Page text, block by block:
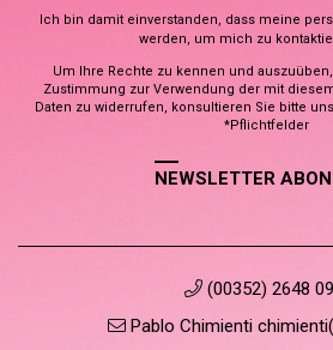
Ich bin damit einverstanden, dass meine
werden, um mich zu
Um Ihre Rechte zu kennen und
Zustimmung zur Verwendung der mit
Daten zu widerrufen, konsultieren Sie bitte
*Pflichtfelder
NEWSLETTER
(00352) 2648
Pablo Chimienti